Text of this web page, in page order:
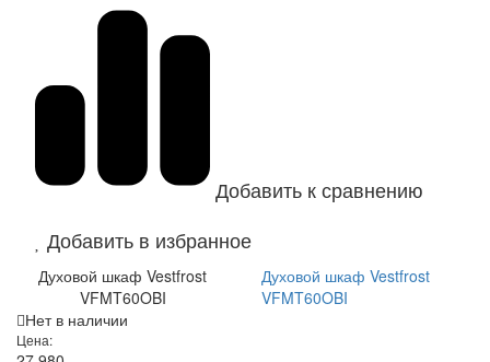
Добавить к сравнению
Добавить в избранное
Духовой шкаф Vestfrost
VFMT60OBI
Духовой шкаф Vestfrost
VFMT60OBI
Нет в наличии
Цена: